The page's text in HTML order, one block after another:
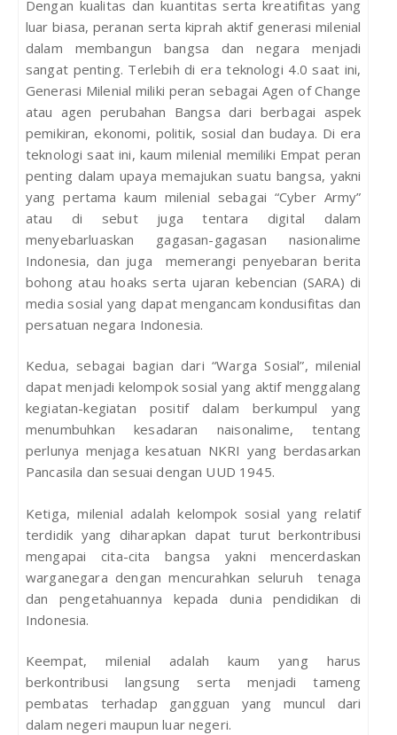
Dengan kualitas dan kuantitas serta kreatifitas yang
luar biasa, peranan serta kiprah aktif generasi milenial
dalam membangun bangsa dan negara menjadi
sangat penting. Terlebih di era teknologi 4.0 saat ini,
Generasi Milenial miliki peran sebagai Agen of Change
atau agen perubahan Bangsa dari berbagai aspek
pemikiran, ekonomi, politik, sosial dan budaya. Di era
teknologi saat ini, kaum milenial memiliki Empat peran
penting dalam upaya memajukan suatu bangsa, yakni
yang pertama kaum milenial sebagai “Cyber Army”
atau di sebut juga tentara digital dalam
menyebarluaskan gagasan-gagasan nasionalime
Indonesia, dan juga memerangi penyebaran berita
bohong atau hoaks serta ujaran kebencian (SARA) di
media sosial yang dapat mengancam kondusifitas dan
persatuan negara Indonesia.
Kedua, sebagai bagian dari “Warga Sosial”, milenial
dapat menjadi kelompok sosial yang aktif menggalang
kegiatan-kegiatan positif dalam berkumpul yang
menumbuhkan kesadaran naisonalime, tentang
perlunya menjaga kesatuan NKRI yang berdasarkan
Pancasila dan sesuai dengan UUD 1945.
Ketiga, milenial adalah kelompok sosial yang relatif
terdidik yang diharapkan dapat turut berkontribusi
mengapai cita-cita bangsa yakni mencerdaskan
warganegara dengan mencurahkan seluruh tenaga
dan pengetahuannya kepada dunia pendidikan di
Indonesia.
Keempat, milenial adalah kaum yang harus
berkontribusi langsung serta menjadi tameng
pembatas terhadap gangguan yang muncul dari
dalam negeri maupun luar negeri.